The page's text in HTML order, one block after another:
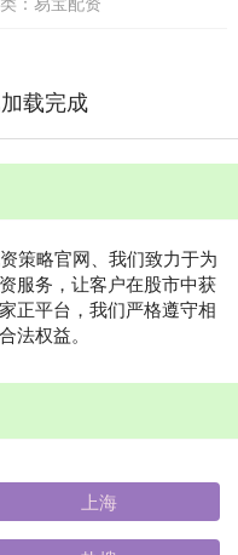
载完成
策略官网、我们致力于为
服务，让客户在股市中获
正平台，我们严格遵守相
法权益。
上海